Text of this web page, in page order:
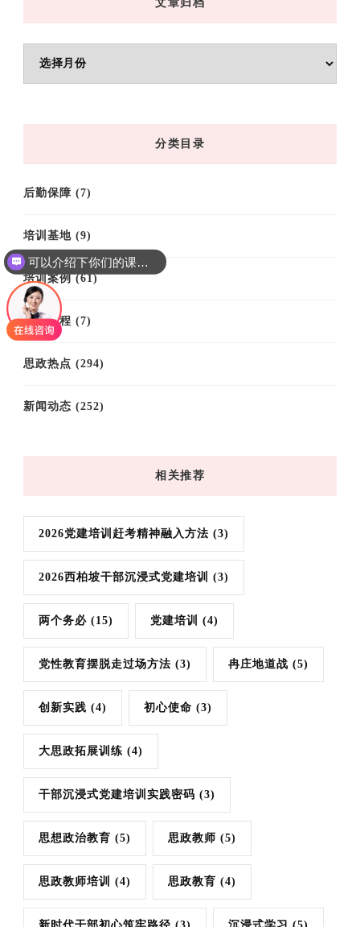
文章归档
章
分类目录
后勤保障 (7)
培训基地 (9)
培训案例(61)
培训课程 (7)
思政热点 (294)
新闻动态 (252)
相关推荐
2026党建培训赶考精神融入方法 (3)
2026西柏坡干部沉浸式党建培训 (3)
两个务必 (15) 党建培训 (4)
党性教育摆脱走过场方法 (3) 冉庄地道战 (5)
创新实践 (4) 初心使命 (3)
大思政拓展训练 (4)
干部沉浸式党建培训实践密码 (3)
思想政治教育 (5) 思政教师 (5)
思政教师培训 (4) 思政教育 (4)